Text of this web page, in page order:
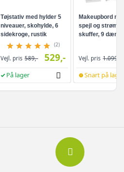
Tøjstativ med hylder 5
niveauer, skohylde, 6
sidekroge, rustik
brun/sort
(2)
Vejl. pris 589,- 529,-
På lager
Makeupbord
spejl og
skuffer, 9
Vejl. pris 1.099,-
Snart på lager